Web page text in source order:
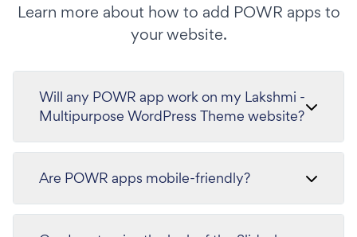
Learn more about how to add POWR apps to
your website.
Will any POWR app work on my Lakshmi -
Multipurpose WordPress Theme website?
Are POWR apps mobile-friendly?